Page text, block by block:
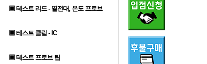
▣ 테스트 리드 - 열전대, 온도 프로브
▣ 테스트 클립 - IC
▣ 테스트 프로브 팁